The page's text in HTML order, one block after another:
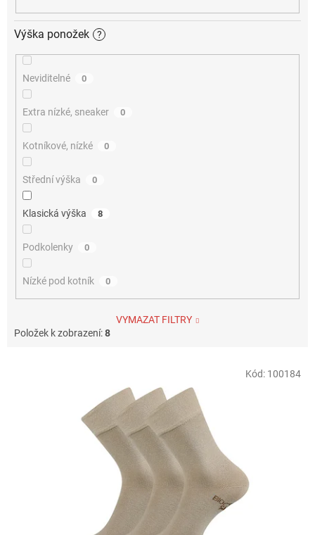
Výška ponožek ?
Neviditelné 0
Extra nízké, sneaker 0
Kotníkové, nízké 0
Střední výška 0
Klasická výška 8
Podkolenky 0
Nízké pod kotník 0
VYMAZAT FILTRY
Položek k zobrazení:8
Kód: 100184